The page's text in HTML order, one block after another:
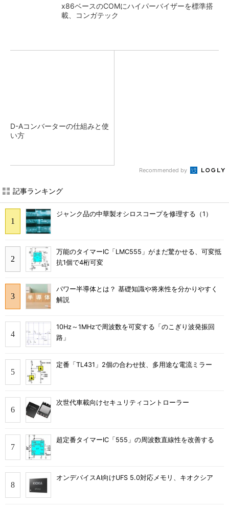
x86ベースのCOMにハイパーバイザーを標準搭
載、コンガテック
D-Aコンバーターの仕組みと使
い方
Recommended by
記事ランキング
ジャンク品の中華製オシロスコープを修理する（1）
万能のタイマーIC「LMC555」がまだ驚かせる、可変抵
抗1個で4桁可変
パワー半導体とは？ 基礎知識や将来性を分かりやすく
解説
10Hz～1MHzで周波数を可変する「のこぎり波発振回
路」
定番「TL431」2個の合わせ技、多用途な電流ミラー
次世代車載向けセキュリティコントローラー
超定番タイマーIC「555」の周波数直線性を改善する
オンデバイスAI向けUFS 5.0対応メモリ、キオクシア